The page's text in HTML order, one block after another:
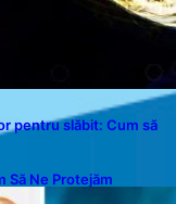
pentru slăbit: Cum să
Să Ne Protejăm